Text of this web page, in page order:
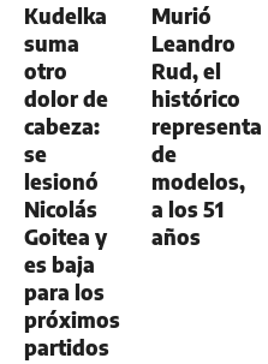
Kudelka
suma
otro
dolor de
cabeza:
se
lesionó
Nicolás
Goitea y
es baja
para los
próximos
partidos
Murió
Leandro
Rud, el
histórico
de
modelos,
a los 51
años